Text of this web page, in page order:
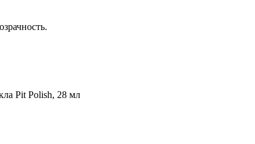
Pit Polish, 28 мл